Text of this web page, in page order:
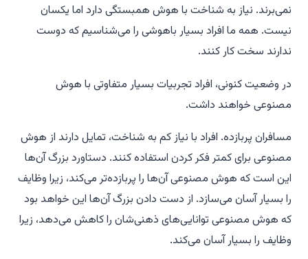
نمی‌برند. نیاز به شناخت با هوش همبستگی دارد اما یکسان
نیست. همه ما افراد بسیار باهوشی را می‌شناسیم که دوست
ندارند سخت کار کنند.
در وضعیت کنونی، افراد تجربیات بسیار متفاوتی با هوش
مصنوعی خواهند داشت.
مسافران پربازده. افراد با نیاز کم به شناخت، تمایل دارند از هوش
مصنوعی برای کمتر فکر کردن استفاده کنند. دستاورد بزرگ آن‌ها
این است که هوش مصنوعی آن‌ها را پربازده‌تر می‌کند، زیرا وظایف
را بسیار آسان می‌سازد. از دست دادن بزرگ آن‌ها این خواهد بود
که هوش مصنوعی توانایی‌های ذهنی‌شان را کاهش می‌دهد، زیرا
وظایف را بسیار آسان می‌کند.